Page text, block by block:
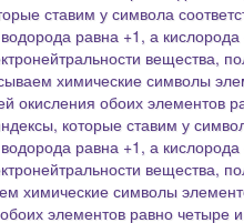
ставим у символа
равна +1, а
вещества,
химические символы
обоих элементов
которые ставим у
равна +1, а
вещества,
химические символы
элементов равно четыре